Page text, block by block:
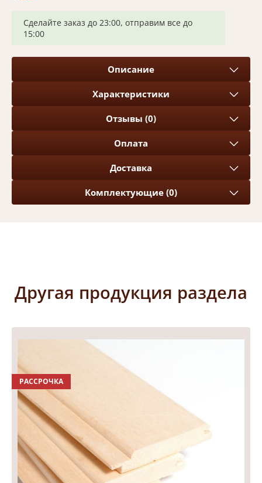
Сделайте заказ до 23:00, отправим все до
15:00
Описание
Характеристики
Отзывы (0)
Оплата
Доставка
Комплектующие (0)
Другая продукция раздела
РАССРОЧКА